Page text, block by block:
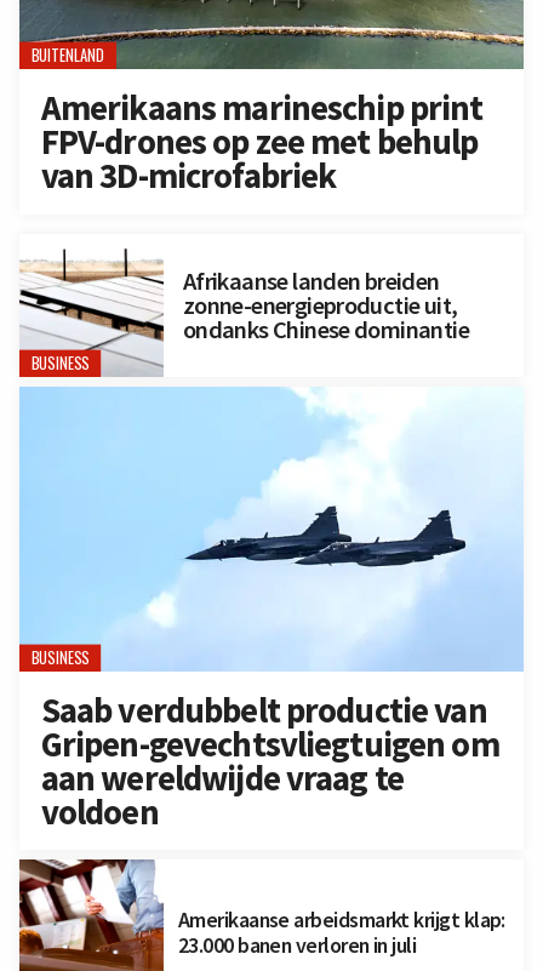
BUITENLAND
Amerikaans marineschip print
FPV-drones op zee met behulp
van 3D-microfabriek
BUSINESS
Afrikaanse landen breiden
zonne-energieproductie uit,
ondanks Chinese dominantie
BUSINESS
Saab verdubbelt productie van
Gripen-gevechtsvliegtuigen om
aan wereldwijde vraag te
voldoen
Amerikaanse arbeidsmarkt krijgt klap:
23.000 banen verloren in juli